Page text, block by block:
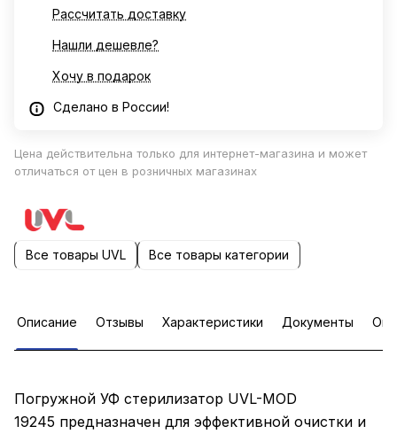
Рассчитать доставку
Нашли дешевле?
Хочу в подарок
Сделано в России!
Цена действительна только для интернет-магазина и может
отличаться от цен в розничных магазинах
Все товары UVL Все товары категории
Описание Отзывы Характеристики Документы
Погружной УФ стерилизатор UVL-MOD
19245 предназначен для эффективной очистки и